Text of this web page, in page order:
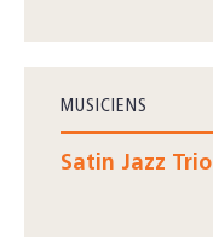
MUSICIENS
Satin Jazz Trio